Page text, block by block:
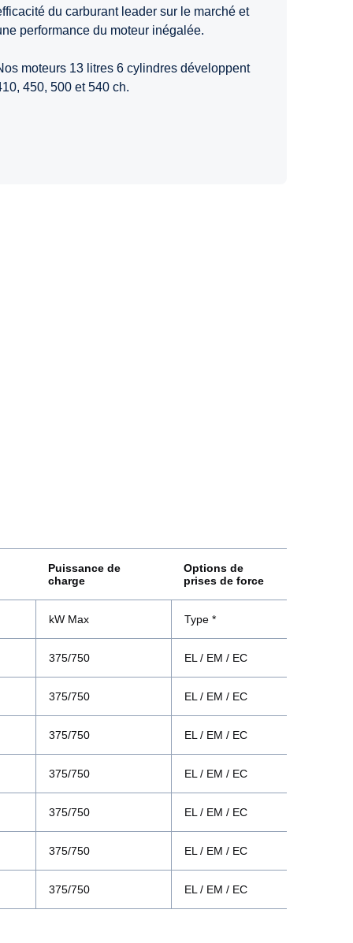
du carburant leader sur le marché et
performance du moteur inégalée.
moteurs 13 litres 6 cylindres développent
450, 500 et 540 ch.
Puissance de
charge
Options de
prises de force
kW Max Type *
375/750 EL / EM / EC
375/750 EL / EM / EC
375/750 EL / EM / EC
375/750 EL / EM / EC
375/750 EL / EM / EC
375/750 EL / EM / EC
375/750 EL / EM / EC